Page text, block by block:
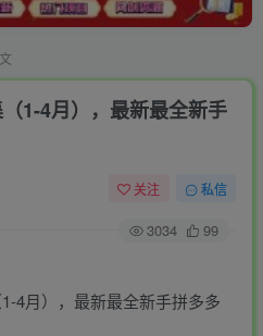
1-4月），最新最全新手
关注 私信
3034 99